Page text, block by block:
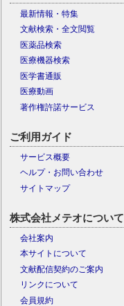
最新情報・特集
文献検索・全文閲覧
医薬品検索
医療機器検索
医学書通販
医療動画
著作権許諾サービス
ご利用ガイド
サービス概要
ヘルプ・お問い合わせ
サイトマップ
株式会社メテオについて
会社案内
本サイトについて
文献配信契約のご案内
リンクについて
会員規約